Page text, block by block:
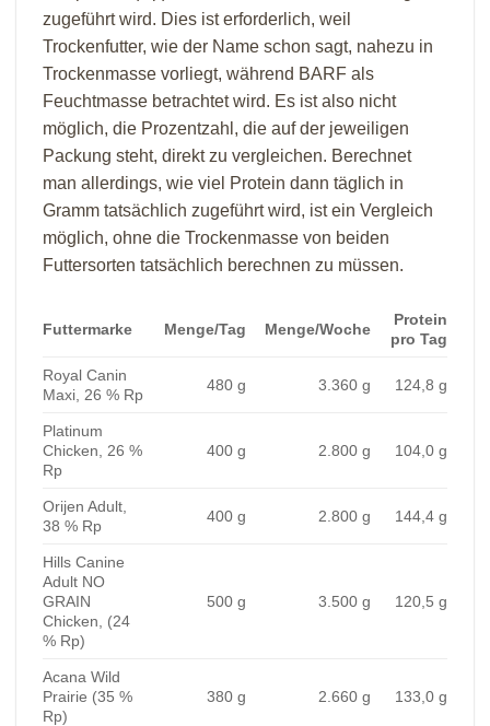
zugeführt wird. Dies ist erforderlich, weil
Trockenfutter, wie der Name schon sagt, nahezu in
Trockenmasse vorliegt, während BARF als
Feuchtmasse betrachtet wird. Es ist also nicht
möglich, die Prozentzahl, die auf der jeweiligen
Packung steht, direkt zu vergleichen. Berechnet
man allerdings, wie viel Protein dann täglich in
Gramm tatsächlich zugeführt wird, ist ein Vergleich
möglich, ohne die Trockenmasse von beiden
Futtersorten tatsächlich berechnen zu müssen.
Futtermarke Menge/Tag Menge/Woche
Protein
pro Tag
Royal Canin
Maxi, 26 % Rp
480 g 3.360 g 124,8 g
Platinum
Chicken, 26 %
Rp
400 g 2.800 g 104,0 g
Orijen Adult,
38 % Rp
400 g 2.800 g 144,4 g
Hills Canine
Adult NO
GRAIN
Chicken, (24
% Rp)
500 g 3.500 g 120,5 g
Acana Wild
Prairie (35 %
Rp)
380 g 2.660 g 133,0 g